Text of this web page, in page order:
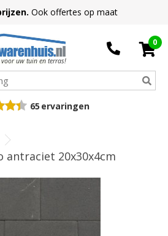
Ook offertes op maat
uw tuin en terras!
0
65 ervaringen
antraciet 20x30x4cm